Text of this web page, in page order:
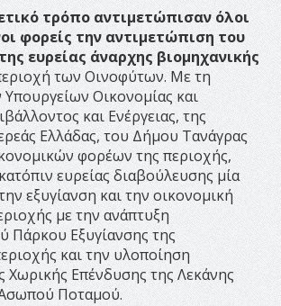
τρόπο αντιμετώπισαν όλοι
φορείς την αντιμετώπιση του
ευρείας άναρχης βιομηχανικής
των Οινοφύτων. Με τη
Οικονομίας και
και Ενέργειας, της
Ελλάδας, του Δήμου Τανάγρας
φορέων της περιοχής,
ευρείας διαβούλευσης μία
εξυγίανση και την οικονομική
με την ανάπτυξη
Πάρκου Εξυγίανσης της
και την υλοποίηση
Επένδυσης της Λεκάνης
Ποταμού.